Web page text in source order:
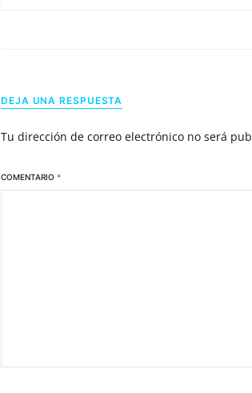
DEJA UNA RESPUESTA
Tu dirección de correo electrónico no será
COMENTARIO *